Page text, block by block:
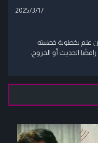
2025/3/17
علم بخطوبة خطيبته
الحديث أو الخروج،